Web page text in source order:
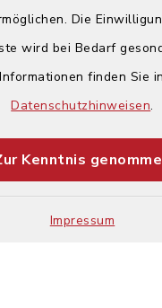
Die
wird bei Bedarf
finden Sie
Datenschutzhinweisen.
Kenntnis
Impressum
Barrierefreiheit
Impressum
Sitemap